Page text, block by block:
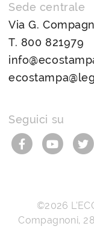
Sede centrale
Via G.
T. 800 821979
Seguici su
©2026
Compagnoni, 28